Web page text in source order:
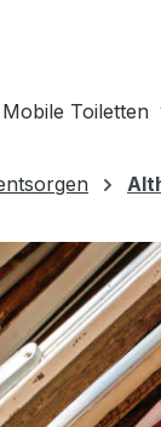
Mobile Toiletten